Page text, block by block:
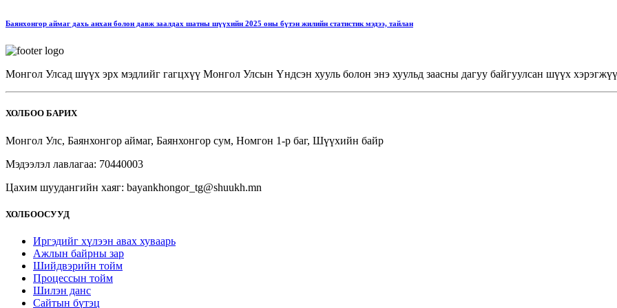
Баянхонгор аймаг дахь анхан болон давж заалдах шатны шүүхийн 2025 оны бүтэн жилийн статистик мэдээ, тайлан
Монгол Улсад шүүх эрх мэдлийг гагцхүү Монгол Улсын Үндсэн хууль болон энэ хуульд заасны дагуу байгуулсан шүүх
ХОЛБОО БАРИХ
Монгол Улс, Баянхонгор аймаг, Баянхонгор сум, Номгон 1-р баг, Шүүхийн байр
Мэдээлэл лавлагаа: 70440003
Цахим шуудангийн хаяг: bayankhongor_tg@shuukh.mn
ХОЛБООСУУД
Иргэдийг хүлээн авах хуваарь
Ажлын байрны зар
Шийдвэрийн тойм
Процессын тойм
Шилэн данс
Сайтын бүтэц